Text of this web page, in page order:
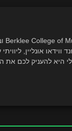
היא להעניק לכם את